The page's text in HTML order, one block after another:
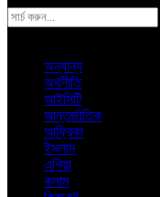
অন্যান্য
অর্থনীতি
আইসিটি
আন্তর্জাতিক
আফ্রিকা
ইসলাম
এশিয়া
কলাম